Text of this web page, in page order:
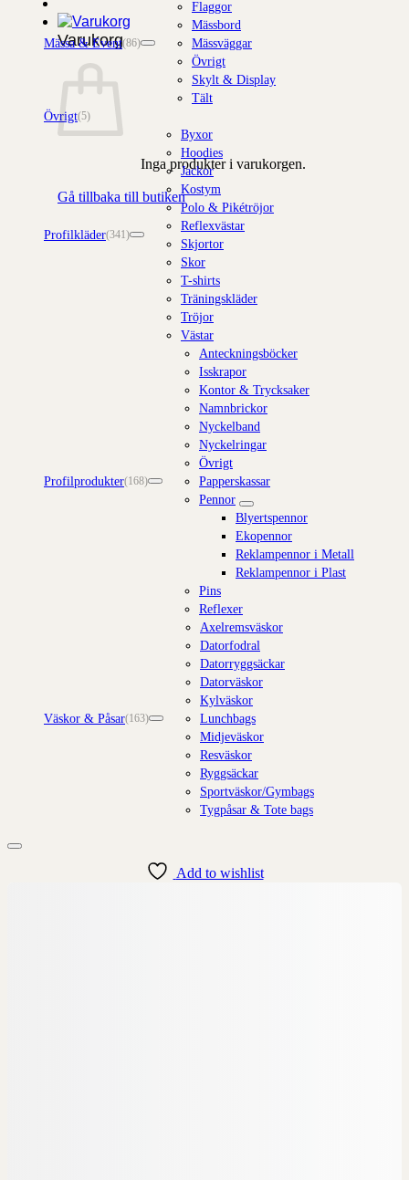
Varukorg
Inga produkter i varukorgen.
Gå tillbaka till butiken
Mässa & Event(86)
Flaggor
Mässbord
Mässväggar
Övrigt
Skylt & Display
Tält
Övrigt(5)
Profilkläder(341)
Byxor
Hoodies
Jackor
Kostym
Polo & Pikétröjor
Reflexvästar
Skjortor
Skor
T-shirts
Träningskläder
Tröjor
Västar
Profilprodukter(168)
Anteckningsböcker
Isskrapor
Kontor & Trycksaker
Namnbrickor
Nyckelband
Nyckelringar
Övrigt
Papperskassar
Pennor
Blyertspennor
Ekopennor
Reklampennor i Metall
Reklampennor i Plast
Pins
Reflexer
Väskor & Påsar(163)
Axelremsväskor
Datorfodral
Datorryggsäckar
Datorväskor
Kylväskor
Lunchbags
Midjeväskor
Resväskor
Ryggsäckar
Sportväskor/Gymbags
Tygpåsar & Tote bags
Add to wishlist